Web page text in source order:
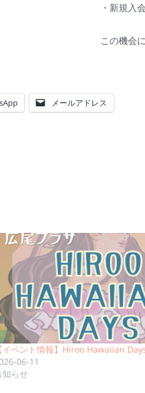
・新規入
この機会
メールアドレス
【イベント情報】Hiroo Hawaiian
06-11
知らせ